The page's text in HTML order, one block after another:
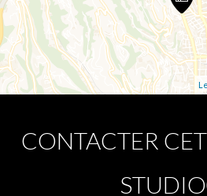
CONTACTER